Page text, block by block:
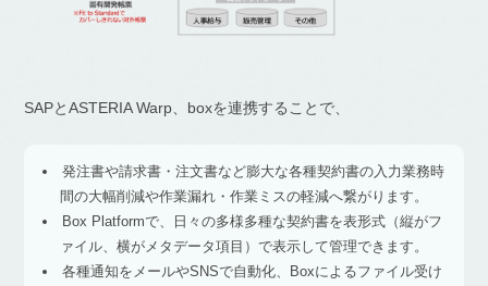
SAPとASTERIA Warp、boxを連携することで、
発注書や請求書・注文書など膨大な各種契約書の入力業務時
間の大幅削減や作業漏れ・作業ミスの軽減へ繋がります。
Box Platformで、日々の多様多種な契約書を表形式（縦がフ
ァイル、横がメタデータ項目）で表示して管理できます。
各種通知をメールやSNSで自動化、Boxによるファイル受け